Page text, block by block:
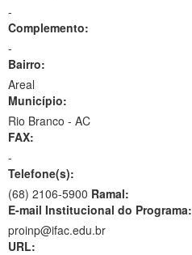
-
Complemento:
-
Bairro:
Areal
Município:
Rio Branco - AC
FAX:
-
Telefone(s):
(68) 2106-5900 Ramal:
E-mail Institucional do Programa:
proinp@ifac.edu.br
URL: